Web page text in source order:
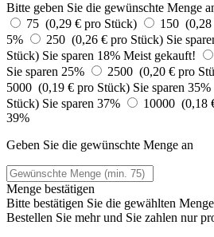
Bitte geben Sie die gewünschte Menge
75 (0,29 € pro Stück)
150 (0,28
5%
250 (0,26 € pro Stück) Sie
Stück) Sie sparen 18% Meist gekauft!
Sie sparen 25%
2500 (0,20 € pro
5000 (0,19 € pro Stück) Sie sparen 35%
Stück) Sie sparen 37% 10000 (0,18
39%
Geben Sie die gewünschte Menge an
Menge bestätigen
Bitte bestätigen Sie die gewählten
Bestellen Sie mehr und Sie zahlen nur